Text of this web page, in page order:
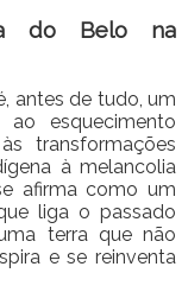
do Belo na
antes de tudo, um
esquecimento
transformações
à melancolia
afirma como um
liga o passado
terra que não
e se reinventa